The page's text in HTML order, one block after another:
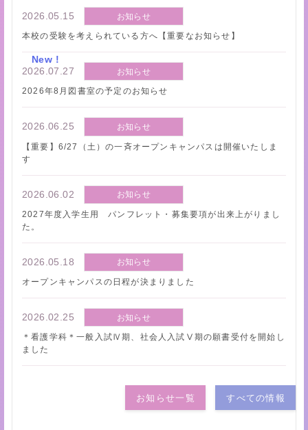
2026.05.15 お知らせ
本校の受験を考えられている方へ【重要なお知らせ】
2026.07.27 お知らせ
2026年8月図書室の予定のお知らせ
2026.06.25 お知らせ
【重要】6/27（土）の一斉オープンキャンパスは開催いたしま
す
2026.06.02 お知らせ
2027年度入学生用 パンフレット・募集要項が出来上がりまし
た。
2026.05.18 お知らせ
オープンキャンパスの日程が決まりました
2026.02.25 お知らせ
＊看護学科＊一般入試Ⅳ期、社会人入試Ⅴ期の願書受付を開始し
ました
お知らせ一覧 すべての情報